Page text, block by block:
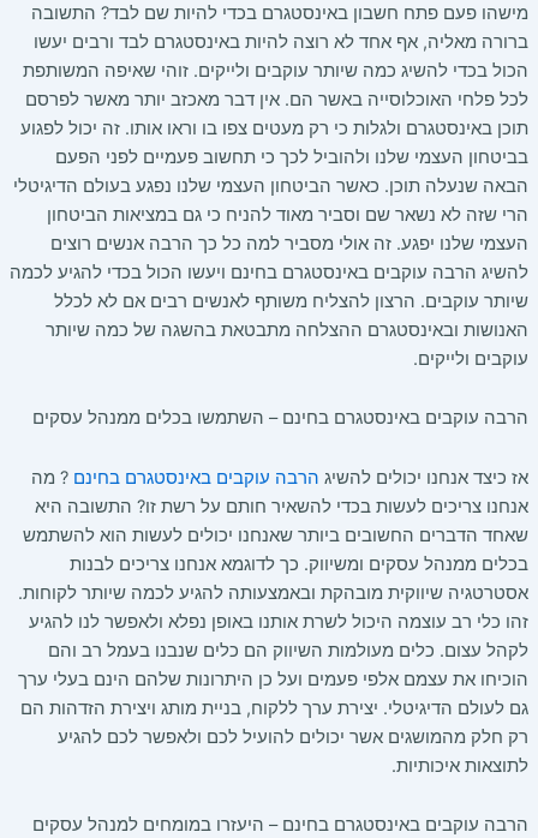
מישהו פעם פתח חשבון באינסטגרם בכדי להיות שם לבד? התשובה
ברורה מאליה, אף אחד לא רוצה להיות באינסטגרם לבד ורבים יעשו
הכול בכדי להשיג כמה שיותר עוקבים ולייקים. זוהי שאיפה המשותפת
לכל פלחי האוכלוסייה באשר הם. אין דבר מאכזב יותר מאשר לפרסם
תוכן באינסטגרם ולגלות כי רק מעטים צפו בו וראו אותו. זה יכול לפגוע
בביטחון העצמי שלנו ולהוביל לכך כי תחשוב פעמיים לפני הפעם
הבאה שנעלה תוכן. כאשר הביטחון העצמי שלנו נפגע בעולם הדיגיטלי
הרי שזה לא נשאר שם וסביר מאוד להניח כי גם במציאות הביטחון
העצמי שלנו יפגע. זה אולי מסביר למה כל כך הרבה אנשים רוצים
להשיג הרבה עוקבים באינסטגרם בחינם ויעשו הכול בכדי להגיע לכמה
שיותר עוקבים. הרצון להצליח משותף לאנשים רבים אם לא לכלל
האנושות ובאינסטגרם ההצלחה מתבטאת בהשגה של כמה שיותר
עוקבים ולייקים.
הרבה עוקבים באינסטגרם בחינם – השתמשו בכלים ממנהל עסקים
אז כיצד אנחנו יכולים להשיג הרבה עוקבים באינסטגרם בחינם ? מה
אנחנו צריכים לעשות בכדי להשאיר חותם על רשת זו? התשובה היא
שאחד הדברים החשובים ביותר שאנחנו יכולים לעשות הוא להשתמש
בכלים ממנהל עסקים ומשיווק. כך לדוגמא אנחנו צריכים לבנות
אסטרטגיה שיווקית מובהקת ובאמצעותה להגיע לכמה שיותר לקוחות.
זהו כלי רב עוצמה היכול לשרת אותנו באופן נפלא ולאפשר לנו להגיע
לקהל עצום. כלים מעולמות השיווק הם כלים שנבנו בעמל רב והם
הוכיחו את עצמם אלפי פעמים ועל כן היתרונות שלהם הינם בעלי ערך
גם לעולם הדיגיטלי. יצירת ערך ללקוח, בניית מותג ויצירת הזדהות הם
רק חלק מהמושגים אשר יכולים להועיל לכם ולאפשר לכם להגיע
לתוצאות איכותיות.
הרבה עוקבים באינסטגרם בחינם – היעזרו במומחים למנהל עסקים